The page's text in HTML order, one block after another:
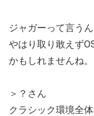
ジャガーって言う
やはり取り敢えず
かもしれませんね。
＞？さん
クラシック環境全